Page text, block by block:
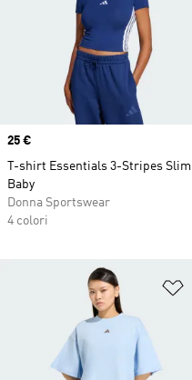
Price
25 €
T-shirt Essentials 3-Stripes Slim
Baby
Donna Sportswear
4 colori